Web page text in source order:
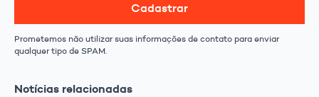
Cadastrar
Prometemos não utilizar suas informações de contato para enviar
qualquer tipo de SPAM.
Notícias relacionadas